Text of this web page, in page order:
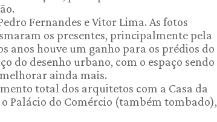
Fernandes e Vitor Lima. As fotos
os presentes, principalmente pela
anos houve um ganho para os prédios do
do desenho urbano, com o espaço sendo
ainda mais.
total dos arquitetos com a Casa da
Palácio do Comércio (também tombado),